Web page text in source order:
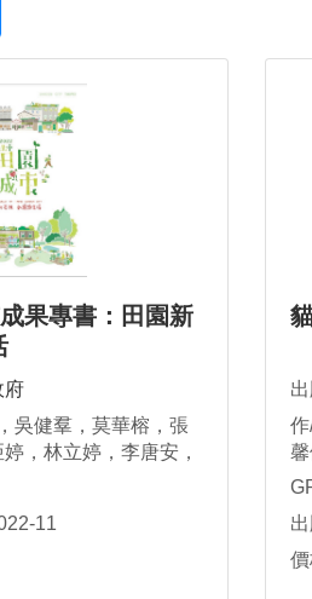
果專書：田園新
府
吳健羣，莫華榕，張
，林立婷，李唐安，
11